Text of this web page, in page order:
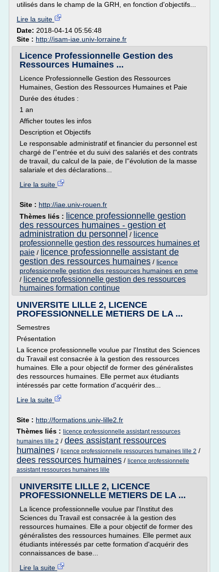
utilisés dans le champ de la GRH, en fonction d'objectifs...
Lire la suite
Date: 2018-04-14 05:56:48
Site : http://isam-iae.univ-lorraine.fr
Licence Professionnelle Gestion des
Ressources Humaines ...
Licence Professionnelle Gestion des Ressources
Humaines, Gestion des Ressources Humaines et Paie
Durée des études :
1 an
Afficher toutes les infos
Description et Objectifs
Le responsable administratif et financier du personnel est
chargé de l''entrée et du suivi des salariés et des contrats
de travail, du calcul de la paie, de l''évolution de la masse
salariale et des déclarations...
Lire la suite
Site : http://iae.univ-rouen.fr
Thèmes liés :
licence professionnelle gestion
des ressources humaines - gestion et
administration du personnel / licence
professionnelle gestion des ressources humaines et
paie / licence professionnelle assistant de
gestion des ressources humaines / licence
professionnelle gestion des ressources humaines en pme
/ licence professionnelle gestion des ressources
humaines formation continue
UNIVERSITE LILLE 2, LICENCE
PROFESSIONNELLE METIERS DE LA ...
Semestres
Présentation
La licence professionnelle voulue par l'Institut des Sciences
du Travail est consacrée à la gestion des ressources
humaines. Elle a pour objectif de former des généralistes
des ressources humaines. Elle permet aux étudiants
intéressés par cette formation d'acquérir des...
Lire la suite
Site : http://formations.univ-lille2.fr
Thèmes liés : licence professionnelle assistant ressources
humaines lille 2 / dees assistant ressources
humaines / licence professionnelle ressources humaines lille 2 /
dees ressources humaines / licence professionnelle
assistant ressources humaines lille
UNIVERSITE LILLE 2, LICENCE
PROFESSIONNELLE METIERS DE LA ...
La licence professionnelle voulue par l'Institut des
Sciences du Travail est consacrée à la gestion des
ressources humaines. Elle a pour objectif de former des
généralistes des ressources humaines. Elle permet aux
étudiants intéressés par cette formation d'acquérir des
connaissances de base...
Lire la suite